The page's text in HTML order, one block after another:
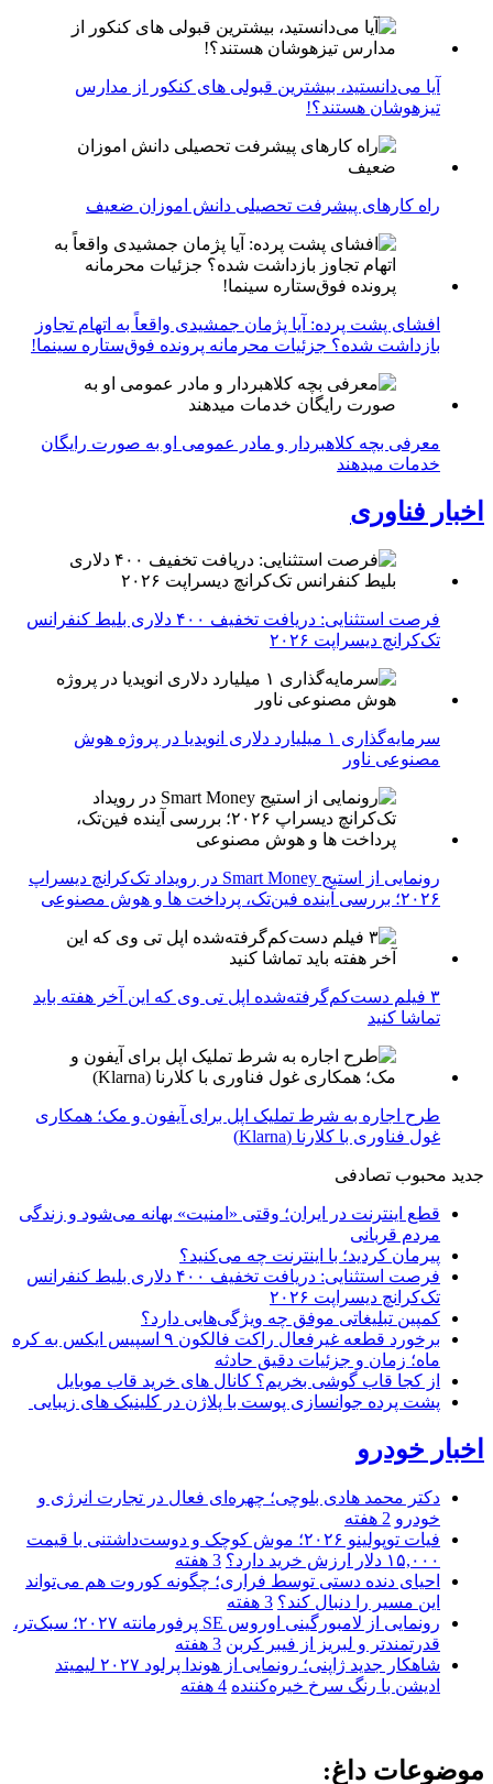
آیا می‌دانستید، بیشترین قبولی های کنکور از مدارس
تیزهوشان هستند؟!
راه کارهای پیشرفت تحصیلی دانش اموزان ضعیف
افشای پشت پرده: آیا پژمان جمشیدی واقعاً به اتهام تجاوز
بازداشت شده؟ جزئیات محرمانه پرونده فوق‌ستاره سینما!
معرفی بچه کلاهبردار و مادر عمومی او به صورت رایگان
خدمات میدهند
اخبار فناوری
فرصت استثنایی: دریافت تخفیف ۴۰۰ دلاری بلیط کنفرانس
تک‌کرانچ دیسراپت ۲۰۲۶
سرمایه‌گذاری ۱ میلیارد دلاری انویدیا در پروژه هوش
مصنوعی ناور
رونمایی از استیج Smart Money در رویداد تک‌کرانچ دیسراپ
۲۰۲۶؛ بررسی آینده فین‌تک، پرداخت‌ ها و هوش مصنوعی
۳ فیلم دست‌کم‌گرفته‌شده اپل تی وی که این آخر هفته باید
تماشا کنید
طرح اجاره به شرط تملیک اپل برای آیفون و مک؛ همکاری
غول فناوری با کلارنا (Klarna)
جدید محبوب تصادفی
قطع اینترنت در ایران؛ وقتی «امنیت» بهانه می‌شود و زندگی
مردم قربانی
پیرمان کردید؛ با اینترنت چه می‌کنید؟
فرصت استثنایی: دریافت تخفیف ۴۰۰ دلاری بلیط کنفرانس
تک‌کرانچ دیسراپت ۲۰۲۶
کمپین تبلیغاتی موفق چه ویژگی‌هایی دارد؟
برخورد قطعه غیرفعال راکت فالکون ۹ اسپیس ایکس به کره
ماه؛ زمان و جزئیات دقیق حادثه
از کجا قاب گوشی بخریم؟ کانال های خرید قاب موبایل
پشت پرده جوانسازی پوست با پلاژن در کلینیک های زیبایی
اخبار خودرو
دکتر محمد هادی بلوچی؛ چهره‌ای فعال در تجارت انرژی و
خودرو 2 هفته
فیات توپولینو ۲۰۲۶؛ موش کوچک و دوست‌داشتنی با قیمت
۱۵,۰۰۰ دلار ارزش خرید دارد؟
3 هفته
احیای دنده دستی توسط فراری؛ چگونه کوروت هم می‌تواند
این مسیر را دنبال کند؟ 3 هفته
رونمایی از لامبورگینی اوروس SE پرفورمانته ۲۰۲۷؛ سبک‌تر،
قدرتمندتر و لبریز از فیبر کربن 3 هفته
شاهکار جدید ژاپنی؛ رونمایی از هوندا پرلود ۲۰۲۷ لیمیتد
ادیشن با رنگ سرخ خیره‌کننده 4 هفته
موضوعات داغ: